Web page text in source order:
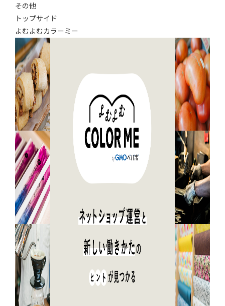
その他
トップサイド
よむよむカラーミー